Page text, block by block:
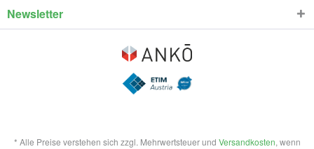
Newsletter
* Alle Preise verstehen sich zzgl. Mehrwertsteuer und Versandkosten, wenn